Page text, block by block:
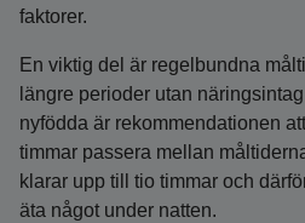
faktorer.
En viktig del är regelbundna
längre perioder utan
nyfödda är rekommen­dationen
timmar passera mellan
klarar upp till tio timmar och
äta något under natten.